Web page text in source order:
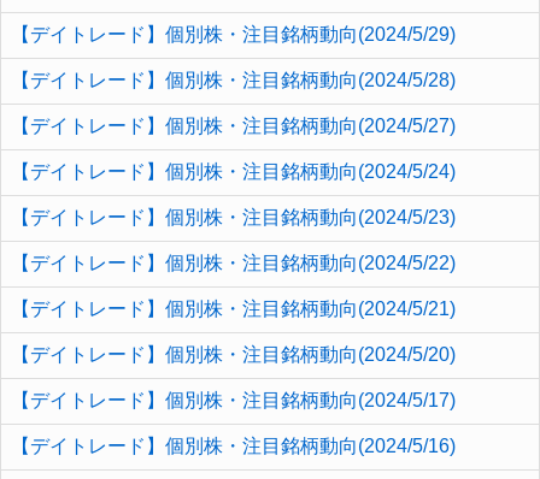
【デイトレード】個別株・注目銘柄動向(2024/5/29)
【デイトレード】個別株・注目銘柄動向(2024/5/28)
【デイトレード】個別株・注目銘柄動向(2024/5/27)
【デイトレード】個別株・注目銘柄動向(2024/5/24)
【デイトレード】個別株・注目銘柄動向(2024/5/23)
【デイトレード】個別株・注目銘柄動向(2024/5/22)
【デイトレード】個別株・注目銘柄動向(2024/5/21)
【デイトレード】個別株・注目銘柄動向(2024/5/20)
【デイトレード】個別株・注目銘柄動向(2024/5/17)
【デイトレード】個別株・注目銘柄動向(2024/5/16)